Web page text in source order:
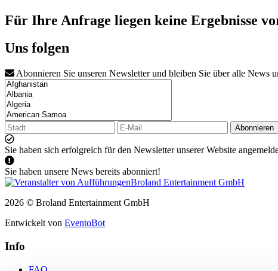
Für Ihre Anfrage liegen keine Ergebnisse
Uns folgen
Abonnieren Sie unseren Newsletter und bleiben Sie über alle News
Abonnieren
Sie haben sich erfolgreich für den Newsletter unserer Website
Sie haben unsere News bereits abonniert!
2026 © Broland Entertainment GmbH
Entwickelt von EventoBot
Info